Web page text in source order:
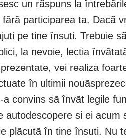
un rãspuns la
fãrã participarea ta. Dacã
pe tine însuti. Trebuie
la nevoie, lectia
vei realiza
în ultimii
convins sã învãt legile
autodescopere si ei
plãcutã în tine însuti. Nu